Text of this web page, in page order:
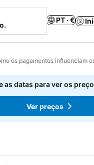
PT · €
os pagamentos influenciam
as datas para ver os
Ver preços